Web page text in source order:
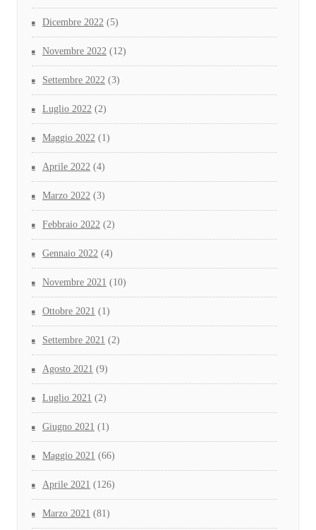
Dicembre 2022 (5)
Novembre 2022 (12)
Settembre 2022 (3)
Luglio 2022 (2)
Maggio 2022 (1)
Aprile 2022 (4)
Marzo 2022 (3)
Febbraio 2022 (2)
Gennaio 2022 (4)
Novembre 2021 (10)
Ottobre 2021 (1)
Settembre 2021 (2)
Agosto 2021 (9)
Luglio 2021 (2)
Giugno 2021 (1)
Maggio 2021 (66)
Aprile 2021 (126)
Marzo 2021 (81)